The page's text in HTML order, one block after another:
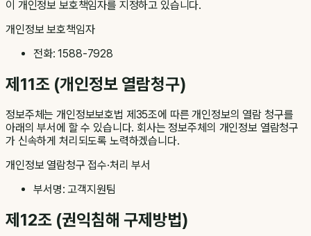
이 개인정보 보호책임자를 지정하고 있습니다.
개인정보 보호책임자
전화: 1588-7928
제11조 (개인정보 열람청구)
정보주체는 개인정보보호법 제35조에 따른 개인정보의 열람 청구를
아래의 부서에 할 수 있습니다. 회사는 정보주체의 개인정보 열람청구
가 신속하게 처리되도록 노력하겠습니다.
개인정보 열람청구 접수·처리 부서
부서명: 고객지원팀
제12조 (권익침해 구제방법)